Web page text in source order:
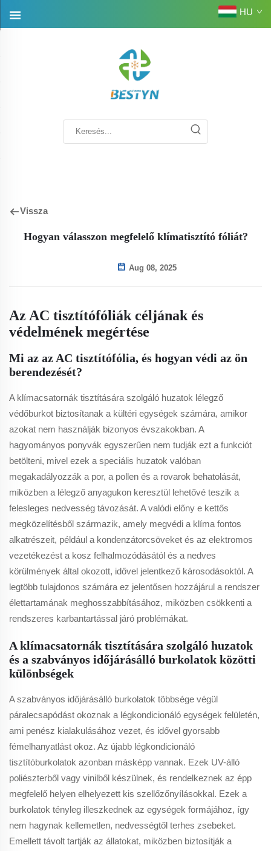
HU
Vissza
Hogyan válasszon megfelelő klímatisztító fóliát?
Aug 08, 2025
Az AC tisztítófóliák céljának és
védelmének megértése
Mi az az AC tisztítófólia, és hogyan védi az ön
berendezését?
A klímacsatornák tisztítására szolgáló huzatok lélegző
védőburkot biztosítanak a kültéri egységek számára, amikor
azokat nem használják bizonyos évszakokban. A
hagyományos ponyvák egyszerűen nem tudják ezt a funkciót
betölteni, mivel ezek a speciális huzatok valóban
megakadályozzák a por, a pollen és a rovarok behatolását,
miközben a lélegző anyagukon keresztül lehetővé teszik a
felesleges nedvesség távozását. A valódi előny e kettős
megközelítésből származik, amely megvédi a klíma fontos
alkatrészeit, például a kondenzátorcsöveket és az elektromos
vezetékezést a kosz felhalmozódásától és a nedves
körülmények által okozott, idővel jelentkező károsodásoktól. A
legtöbb tulajdonos számára ez jelentősen hozzájárul a rendszer
élettartamának meghosszabbításához, miközben csökkenti a
rendszeres karbantartással járó problémákat.
A klímacsatornák tisztítására szolgáló huzatok
és a szabványos időjárásálló burkolatok közötti
különbségek
A szabványos időjárásálló burkolatok többsége végül
páralecsapódást okoznak a légkondicionáló egységek felületén,
ami penész kialakulásához vezet, és idővel gyorsabb
fémelhanyatlást okoz. Az újabb légkondicionáló
tisztítóburkolatok azonban másképp vannak. Ezek UV-álló
poliészterből vagy vinilből készülnek, és rendelkeznek az épp
megfelelő helyen elhelyezett kis szellőzőnyílásokkal. Ezek a
burkolatok tényleg illeszkednek az egységek formájához, így
nem hagynak kellemetlen, nedvességtől terhes zsebeket.
Emellett távolt tartják az állatokat, miközben biztosítják a